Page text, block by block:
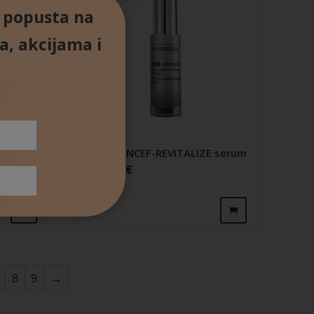
noćna
Filorga NCEF-REVITALIZE serum
€
8 9 →
na
akcijama i